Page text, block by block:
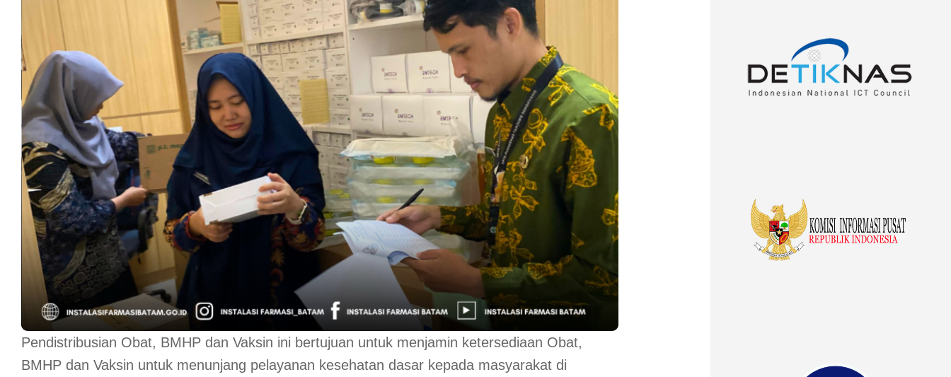
Pendistribusian Obat, BMHP dan Vaksin ini bertujuan untuk menjamin ketersediaan Obat,
BMHP dan Vaksin untuk menunjang pelayanan kesehatan dasar kepada masyarakat di